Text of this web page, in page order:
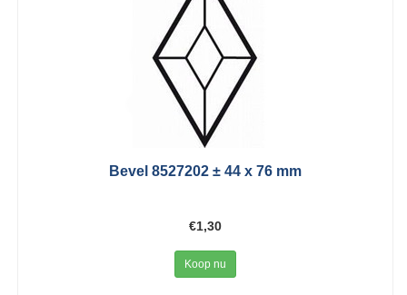
Bevel 8527202 ± 44 x 76 mm
€1,30
Koop nu